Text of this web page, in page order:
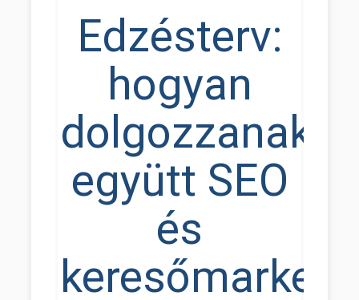
Edzésterv:
hogyan
dolgozzanak
együtt SEO
és